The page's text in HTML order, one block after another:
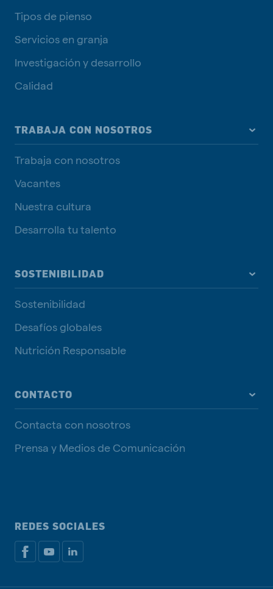
Tipos de pienso
Servicios en granja
Investigación y desarrollo
Calidad
TRABAJA CON NOSOTROS
Trabaja con nosotros
Vacantes
Nuestra cultura
Desarrolla tu talento
SOSTENIBILIDAD
Sostenibilidad
Desafíos globales
Nutrición Responsable
CONTACTO
Contacta con nosotros
Prensa y Medios de Comunicación
REDES SOCIALES